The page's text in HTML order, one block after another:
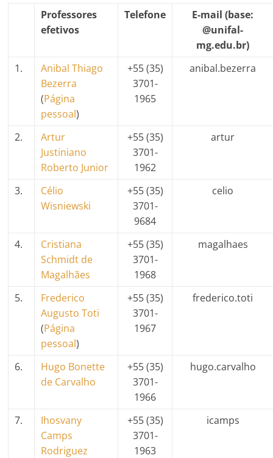
Professores
efetivos
Telefone E-mail(base:
@unifal-
mg.edu.br)
1.
Anibal Thiago
Bezerra
(Página
pessoal)
+55 (35)
3701-
1965
anibal.bezerra
2.
Artur
Justiniano
Roberto Junior
+55 (35)
3701-
1962
artur
3.
Célio
Wisniewski
+55 (35)
3701-
9684
celio
4.
Cristiana
Schmidt de
Magalhães
+55 (35)
3701-
1968
magalhaes
5.
Frederico
Augusto Toti
(Página
pessoal)
+55 (35)
3701-
1967
frederico.toti
6.
Hugo Bonette
de Carvalho
+55 (35)
3701-
1966
hugo.carvalho
7.
Ihosvany
Camps
Rodriguez
+55 (35)
3701-
1963
icamps